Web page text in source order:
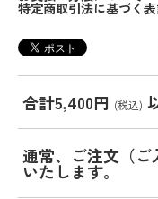
特定商取引法に基づく
合計5,400円 (税込)
通常、ご注文（ご
いたします。